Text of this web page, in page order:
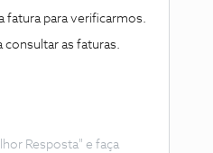
fatura para verificarmos.
as faturas.
Resposta" e faça